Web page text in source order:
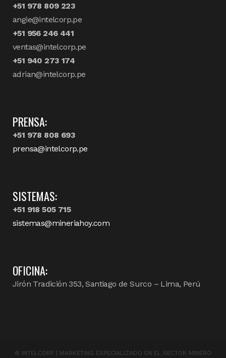
+51 978 809 223
angie@intelcorp.pe
+51 956 246 441
ventas@intelcorp.pe
+51 940 273 174
adrian@intelcorp.pe
PRENSA:
+51 978 808 693
prensa@intelcorp.pe
SISTEMAS:
+51 918 505 715
sistemas@mineriahoy.com
OFICINA:
Jirón Tradición 353, Santiago de Surco – Lima, Perú
© INTELCORP | MARKETING ESPECIALIZADO EN EL SECTOR MINERO